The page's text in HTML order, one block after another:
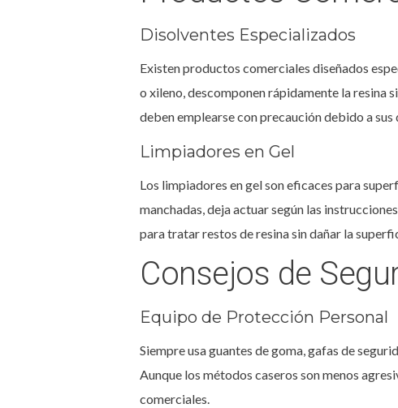
Disolventes Especializados
Existen productos comerciales diseñados
o xileno, descomponen rápidamente la resina
deben emplearse con precaución debido a sus
Limpiadores en Gel
Los limpiadores en gel son eficaces para
manchadas, deja actuar según las
para tratar restos de resina sin dañar la
Consejos de
Equipo de Protección Personal
Siempre usa guantes de goma, gafas de
Aunque los métodos caseros son menos
comerciales.